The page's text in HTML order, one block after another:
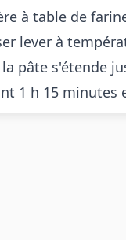
à table de
lever à
pâte s'étende
1 h 15 minutes